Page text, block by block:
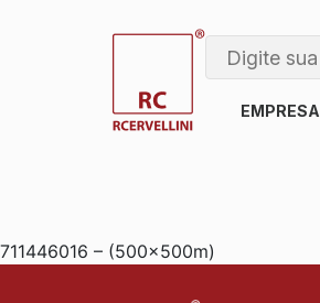
EMPRESA
711446016 – (500x500m)